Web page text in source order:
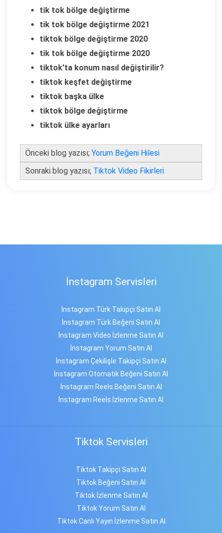
tik tok bölge değiştirme
tik tok bölge değiştirme 2021
tiktok bölge değiştirme 2020
tik tok bölge değiştirme 2020
tiktok'ta konum nasıl değiştirilir?
tiktok keşfet değiştirme
tiktok başka ülke
tiktok bölge değiştirme
tiktok ülke ayarları
Önceki blog yazısı; Yorum Beğeni Hilesi
Sonraki blog yazısı; Tiktok Video Fikirleri
İnstagram Servisleri
İnstagram Türk Takipçi Satın Al
İnstagram Türk Beğeni Satın Al
İnstagram Video İzlenme Satın Al
İnstagram Yorum Satın Al
İnstagram Çekilişle Takipçi Satın Al
İnstagram Otomatik Beğeni Satın Al
İnstagram Reels Beğeni Satın Al
İnstagram Reels İzlenme Satın Al
Tiktok Servisleri
Tiktok Takipçi Satın Al
Tiktok Beğeni Satın Al
Tiktok İzlenme Satın Al
Tiktok Yorum Satın Al
Tiktok Canlı Yayın İzlenme Satın Al